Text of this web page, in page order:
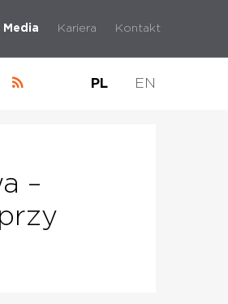
Media Kariera Kontakt
PL EN
–